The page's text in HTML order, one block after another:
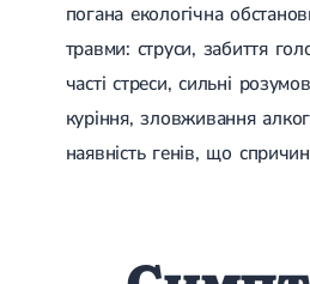
погана екологічна
травми: струси, забиття
часті стреси, сильні
куріння, зловживання
наявність генів, що